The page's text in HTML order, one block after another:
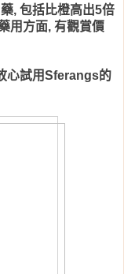
, 包括比橙高出5倍
用方面, 有觀賞價
心試用Sferangs的